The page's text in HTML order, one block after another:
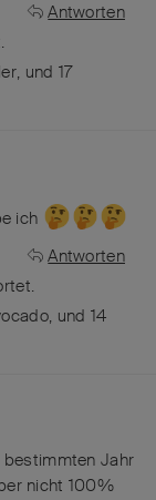
Antworten
, und 17
ich
Antworten
, und 14
bestimmten Jahr
nicht 100%